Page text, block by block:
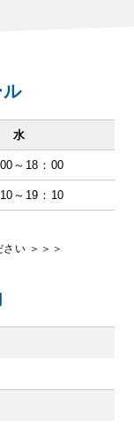
ル
水
～18：00
～19：10
い ＞＞＞